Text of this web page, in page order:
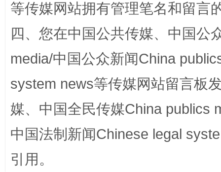
等传媒网站拥有管理笔名和留言
四、您在中国公共传媒、中国公
media/中国公众新闻China
system news等传媒网站留言板
媒、中国全民传媒China publics
中国法制新闻Chinese legal
引用。